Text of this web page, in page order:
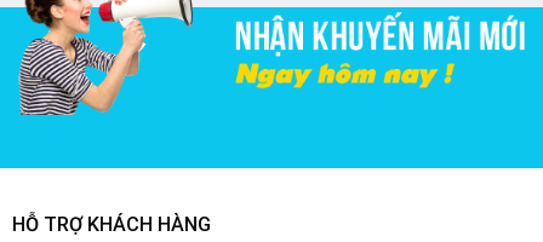
HỖ TRỢ KHÁCH HÀNG